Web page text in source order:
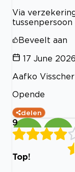
Via
tussenpersoon
Beveelt aan
17 June 2026
Aafko Visscher
Opende
delen
9
Top!